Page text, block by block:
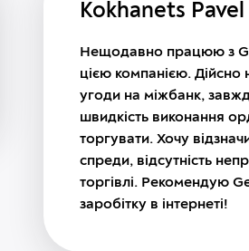
Kokhanets Pavel
Нещодавно працюю з
цією компанією. Дійсно
угоди на міжбанк,
швидкість виконання
торгувати. Хочу
спреди, відсутність
торгівлі. Рекомендую
заробітку в інтернеті!